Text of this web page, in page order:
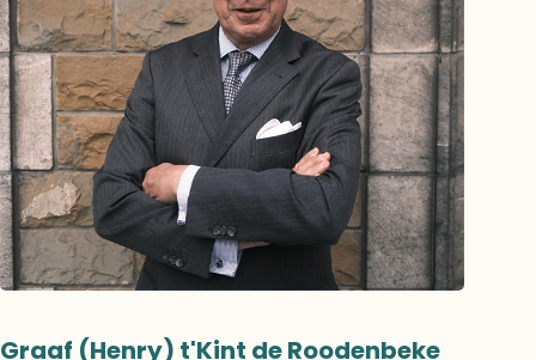
Graaf (Henry) t'Kint de Roodenbeke